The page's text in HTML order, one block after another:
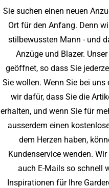
Sie suchen einen neuen
Ort für den Anfang. Denn
stilbewussten Mann - und
Anzüge und Blazer.
geöffnet, so dass Sie
Sie wollen. Wenn Sie bei
wir dafür, dass Sie die
erhalten, und wenn Sie für
ausserdem einen
dem Herzen haben,
Kundenservice wenden.
auch E-Mails so schnell
Inspirationen für Ihre